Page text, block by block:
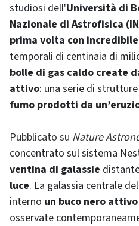
studiosi dell'Università di
Nazionale di Astrofisica
prima volta con
temporali di centinaia di
bolle di gas caldo create
attivo: una serie di
fumo prodotti da
Pubblicato su Nature
concentrato sul sistema
ventina di galassie
luce. La galassia centrale
interno un buco nero attivo
osservate